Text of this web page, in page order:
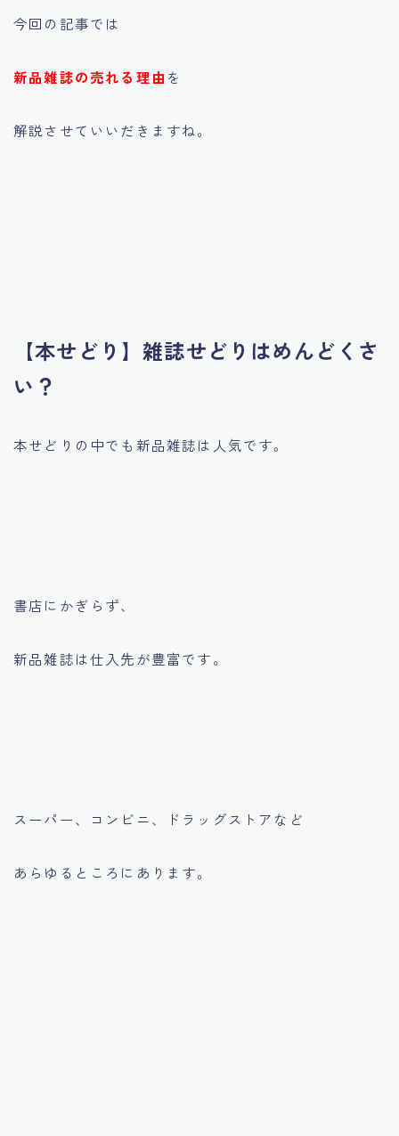
今回の記事では
新品雑誌の売れる理由 を
解説させていいだきますね。
【本せどり】雑誌せどりはめんどくさ
い？
本せどりの中でも新品雑誌は人気です。
書店にかぎらず、
新品雑誌は仕入先が豊富です。
スーパー、コンビニ、ドラッグストアなど
あらゆるところにあります。